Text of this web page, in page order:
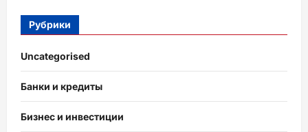
Рубрики
Uncategorised
Банки и кредиты
Бизнес и инвестиции